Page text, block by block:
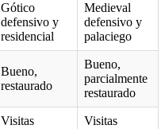
Gótico
defensivo y
residencial
Medieval
defensivo y
palaciego
Bueno,
restaurado
Bueno,
parcialmente
restaurado
Visitas
Visitas